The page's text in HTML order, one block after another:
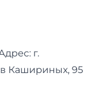
г.
Кашириных, 95